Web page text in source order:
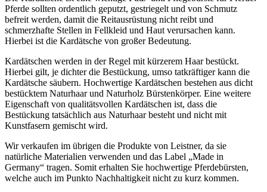
Pferde sollten ordentlich geputzt, gestriegelt und von Schmutz
befreit werden, damit die Reitausrüstung nicht reibt und
schmerzhafte Stellen in Fellkleid und Haut verursachen kann.
Hierbei ist die Kardätsche von großer Bedeutung.
Kardätschen werden in der Regel mit kürzerem Haar bestückt.
Hierbei gilt, je dichter die Bestückung, umso tatkräftiger kann die
Kardätsche säubern. Hochwertige Kardätschen bestehen aus dicht
bestücktem Naturhaar und Naturholz Bürstenkörper. Eine weitere
Eigenschaft von qualitätsvollen Kardätschen ist, dass die
Bestückung tatsächlich aus Naturhaar besteht und nicht mit
Kunstfasern gemischt wird.
Wir verkaufen im übrigen die Produkte von Leistner, da sie
natürliche Materialien verwenden und das Label „Made in
Germany“ tragen. Somit erhalten Sie hochwertige Pferdebürsten,
welche auch im Punkto Nachhaltigkeit nicht zu kurz kommen.